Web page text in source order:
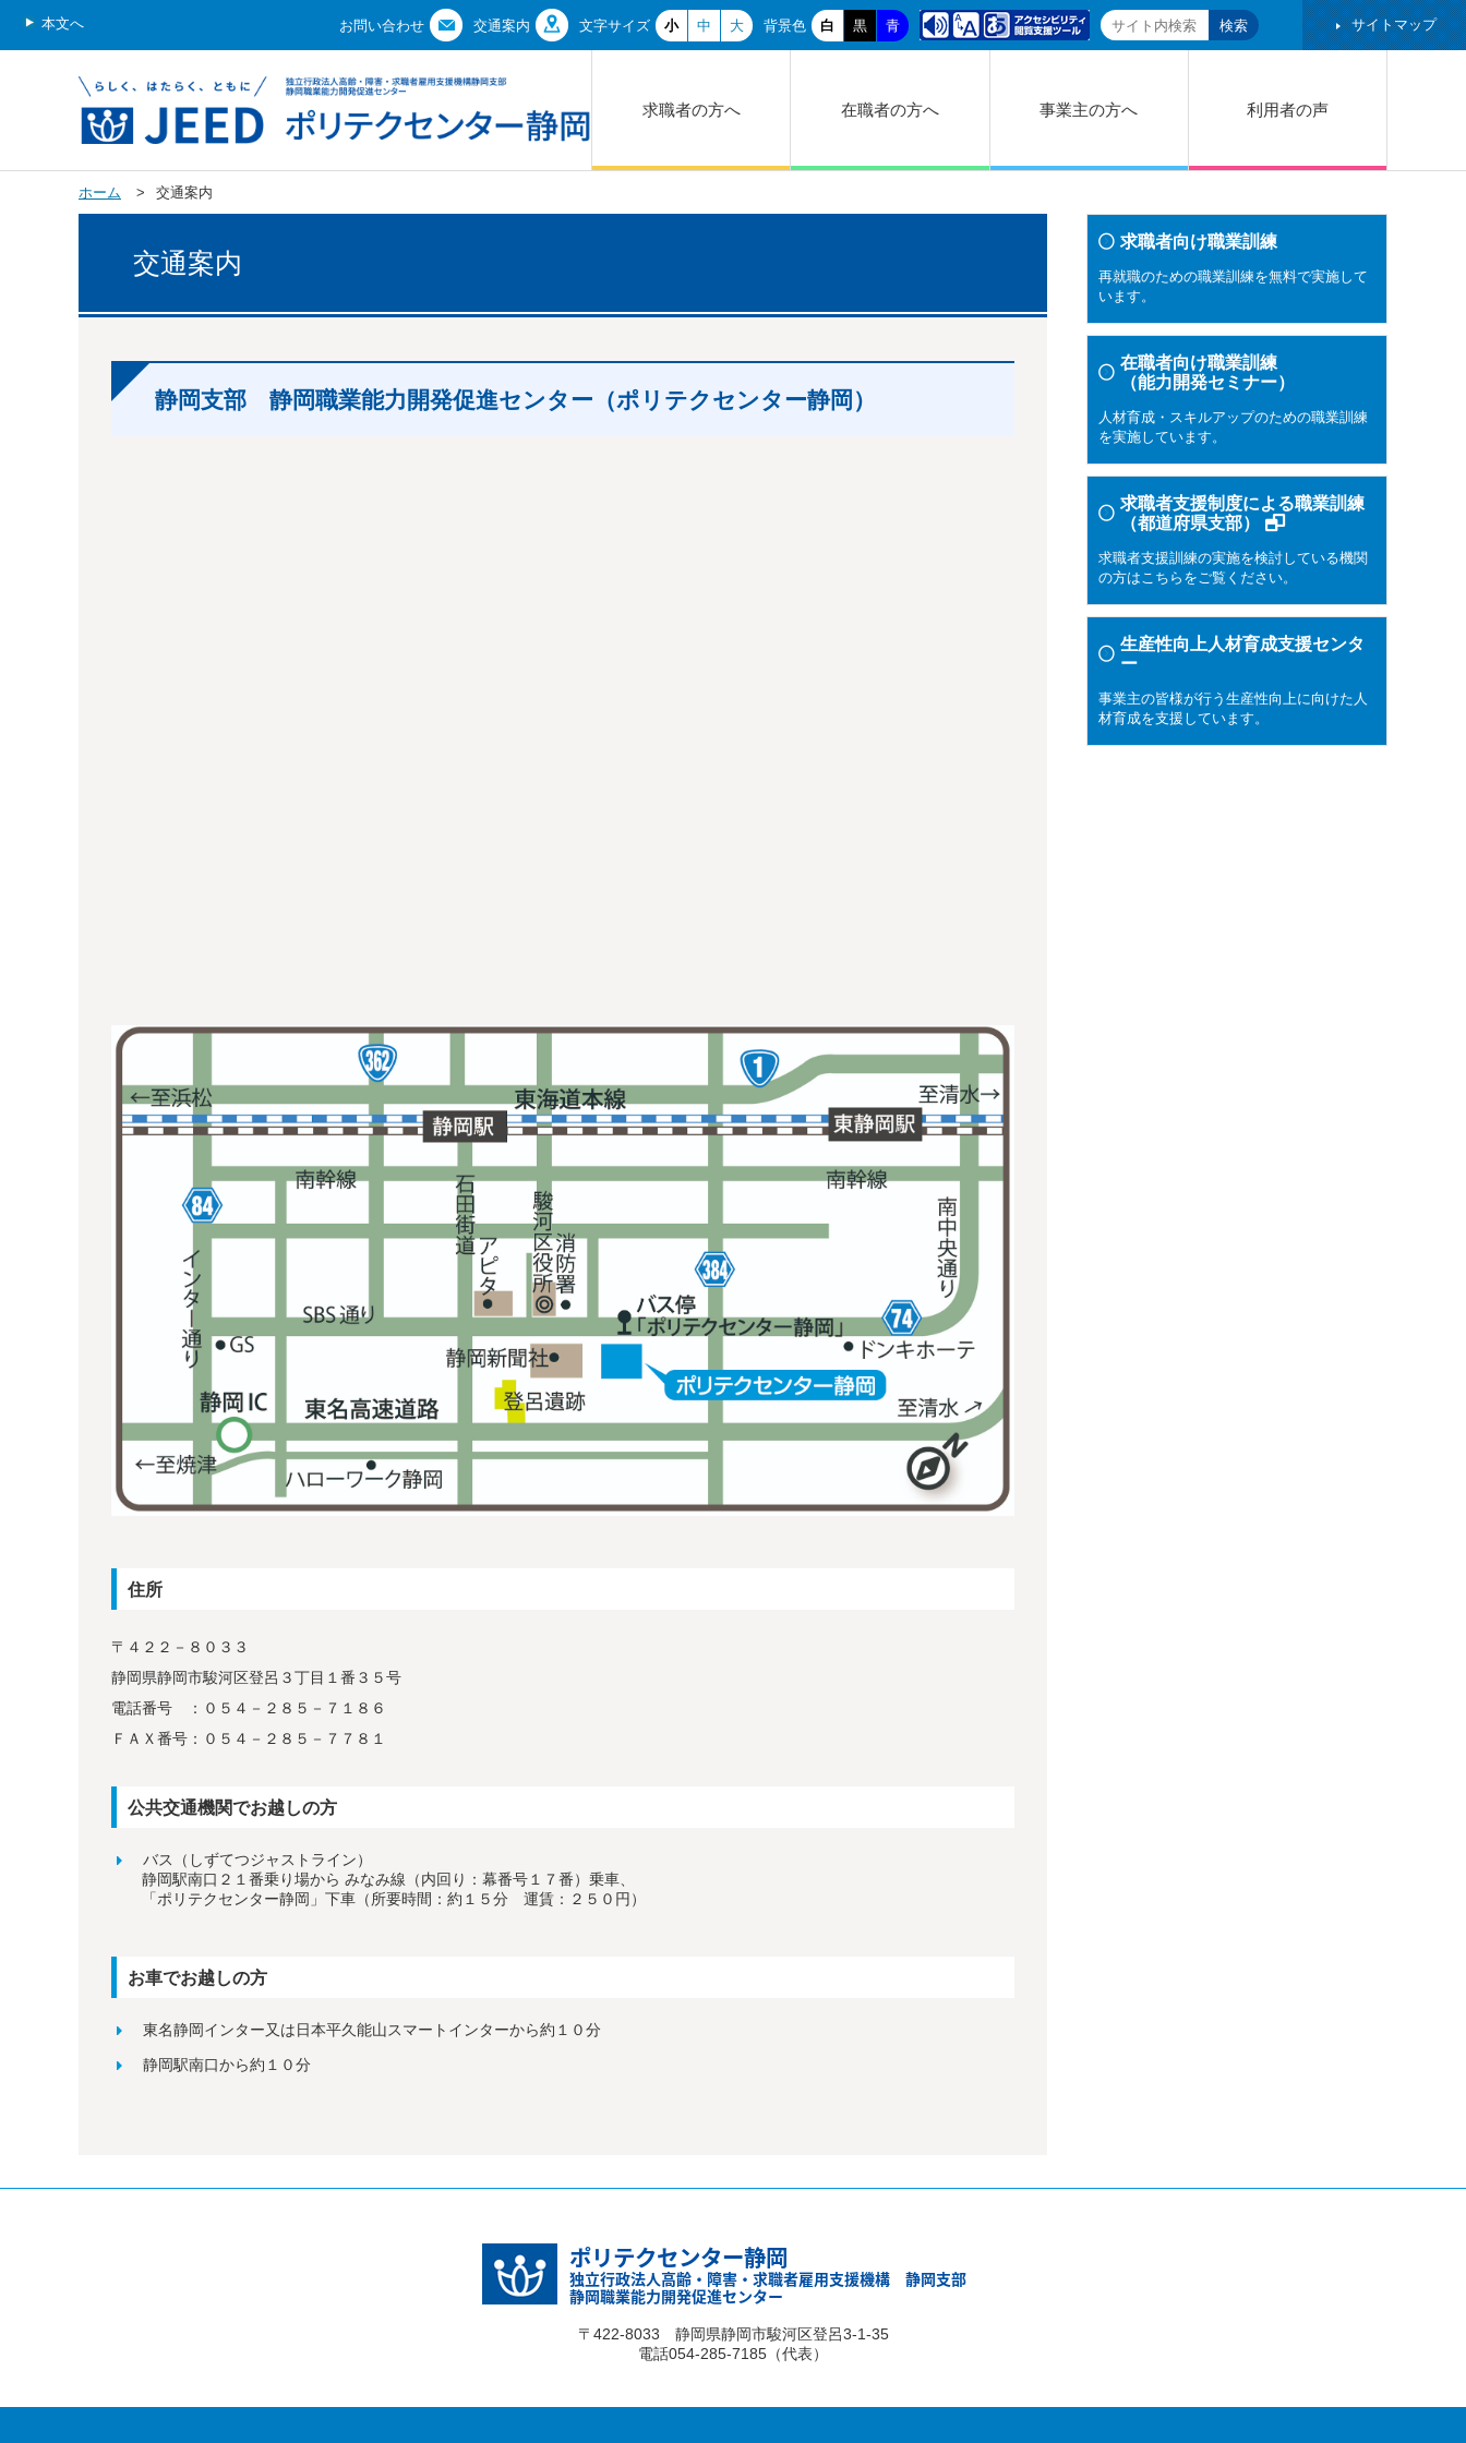
本文へ お問い合わせ 交通案内 文字サイズ 小 中 大 背景色 白 黒 青 サイトマップ
求職者の方へ 在職者の方へ 事業主の方へ 利用者の声
ホーム 交通案内
交通案内
静岡支部 静岡職業能力開発促進センター（ポリテクセンター静岡）
住所
〒４２２－８０３３
静岡県静岡市駿河区登呂３丁目１番３５号
電話番号 ：０５４－２８５－７１８６
ＦＡＸ番号：０５４－２８５－７７８１
公共交通機関でお越しの方
バス（しずてつジャストライン）
静岡駅南口２１番乗り場から みなみ線（内回り：幕番号１７番）乗車、
「ポリテクセンター静岡」下車（所要時間：約１５分 運賃：２５０円）
お車でお越しの方
東名静岡インター又は日本平久能山スマートインターから約１０分
静岡駅南口から約１０分
求職者向け職業訓練
再就職のための職業訓練を無料で実施して
います。
在職者向け職業訓練
（能力開発セミナー）
人材育成・スキルアップのための職業訓練
を実施しています。
求職者支援制度による職業訓練
（都道府県支部）
求職者支援訓練の実施を検討している機関
の方はこちらをご覧ください。
生産性向上人材育成支援センタ
ー
事業主の皆様が行う生産性向上に向けた人
材育成を支援しています。
ポリテクセンター静岡
独立行政法人高齢・障害・求職者雇用支援機構 静岡支部
静岡職業能力開発促進センター
〒422-8033 静岡県静岡市駿河区登呂3-1-35
電話054-285-7185（代表）